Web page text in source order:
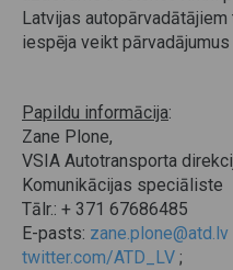
Latvijas
iespēja veikt
Papildu informācija:
Zane Plone,
VSIA Autotransporta
Komunikācijas speciāliste
Tālr.: + 371 67686485
E-pasts: zane.plone@atd.lv
twitter.com/ATD_LV ;